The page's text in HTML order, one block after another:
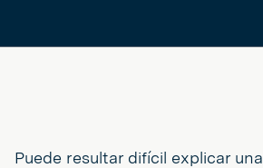
Puede resultar difícil explicar una